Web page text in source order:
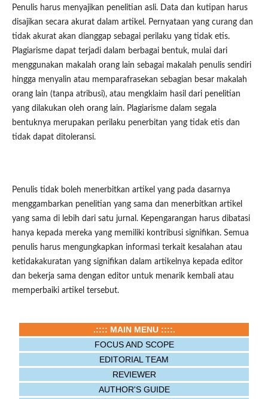
Penulis harus menyajikan penelitian asli. Data dan kutipan harus
disajikan secara akurat dalam artikel. Pernyataan yang curang dan
tidak akurat akan dianggap sebagai perilaku yang tidak etis.
Plagiarisme dapat terjadi dalam berbagai bentuk, mulai dari
menggunakan makalah orang lain sebagai makalah penulis sendiri
hingga menyalin atau memparafrasekan sebagian besar makalah
orang lain (tanpa atribusi), atau mengklaim hasil dari penelitian
yang dilakukan oleh orang lain. Plagiarisme dalam segala
bentuknya merupakan perilaku penerbitan yang tidak etis dan
tidak dapat ditoleransi.
Penulis tidak boleh menerbitkan artikel yang pada dasarnya
menggambarkan penelitian yang sama dan menerbitkan artikel
yang sama di lebih dari satu jurnal. Kepengarangan harus dibatasi
hanya kepada mereka yang memiliki kontribusi signifikan. Semua
penulis harus mengungkapkan informasi terkait kesalahan atau
ketidakakuratan yang signifikan dalam artikelnya kepada editor
dan bekerja sama dengan editor untuk menarik kembali atau
memperbaiki artikel tersebut.
.:::: MAIN MENU ::::.
FOCUS AND SCOPE
EDITORIAL TEAM
REVIEWER
AUTHOR'S GUIDE